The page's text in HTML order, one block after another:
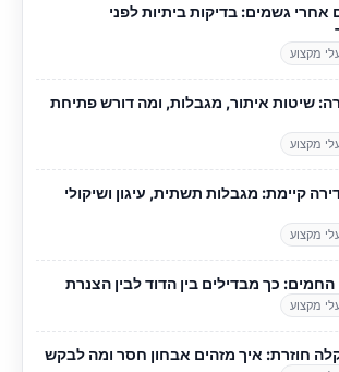
אחרי גשמים: בדיקות ביתיות לפני
מקצוע
שיטות איתור, מגבלות, ומה דורש פתיחת
מקצוע
קיימת: מגבלות תשתית, עיגון ושיקולי
מקצוע
כך מבדילים בין הדוד לבין הצנרת
מקצוע
חוזרת: איך מזהים אבחון חסר ומה לבקש